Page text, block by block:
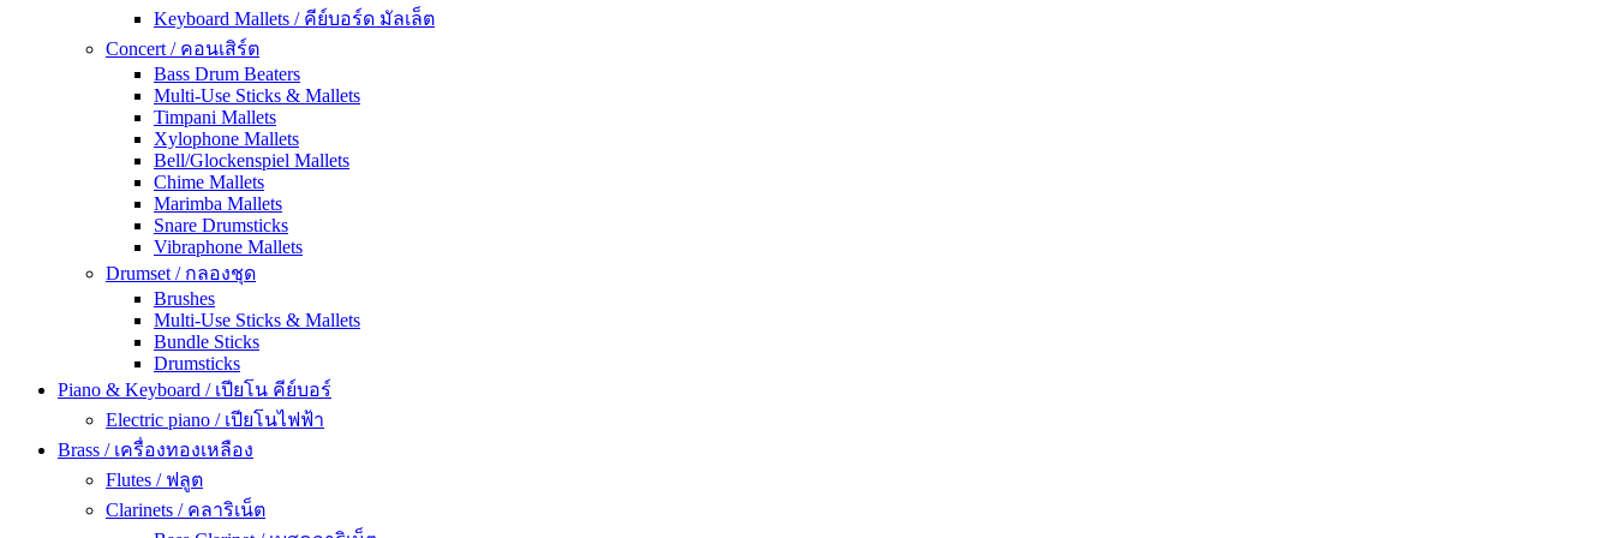
Keyboard Mallets / คีย์บอร์ด มัลเล็ต
Concert / คอนเสิร์ต
Bass Drum Beaters
Multi-Use Sticks & Mallets
Timpani Mallets
Xylophone Mallets
Bell/Glockenspiel Mallets
Chime Mallets
Marimba Mallets
Snare Drumsticks
Vibraphone Mallets
Drumset / กลองชุด
Brushes
Multi-Use Sticks & Mallets
Bundle Sticks
Drumsticks
Piano & Keyboard / เปียโน คีย์บอร์
Electric piano / เปียโนไฟฟ้า
Brass / เครื่องทองเหลือง
Flutes / ฟลูต
Clarinets / คลาริเน็ต